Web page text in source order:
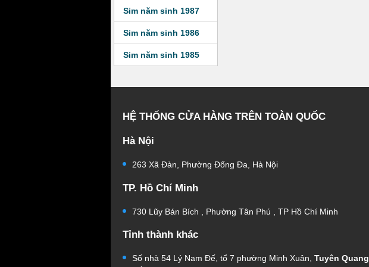
Sim năm sinh 1987
Sim năm sinh 1986
Sim năm sinh 1985
HỆ THỐNG CỬA HÀNG TRÊN TOÀN QUỐC
Hà Nội
263 Xã Đàn, Phường Đống Đa, Hà Nội
TP. Hồ Chí Minh
730 Lũy Bán Bích , Phường Tân Phú , TP Hồ Chí Minh
Tỉnh thành khác
Số nhà 54 Lý Nam Đế, tổ 7 phường Minh Xuân, Tuyên Quang